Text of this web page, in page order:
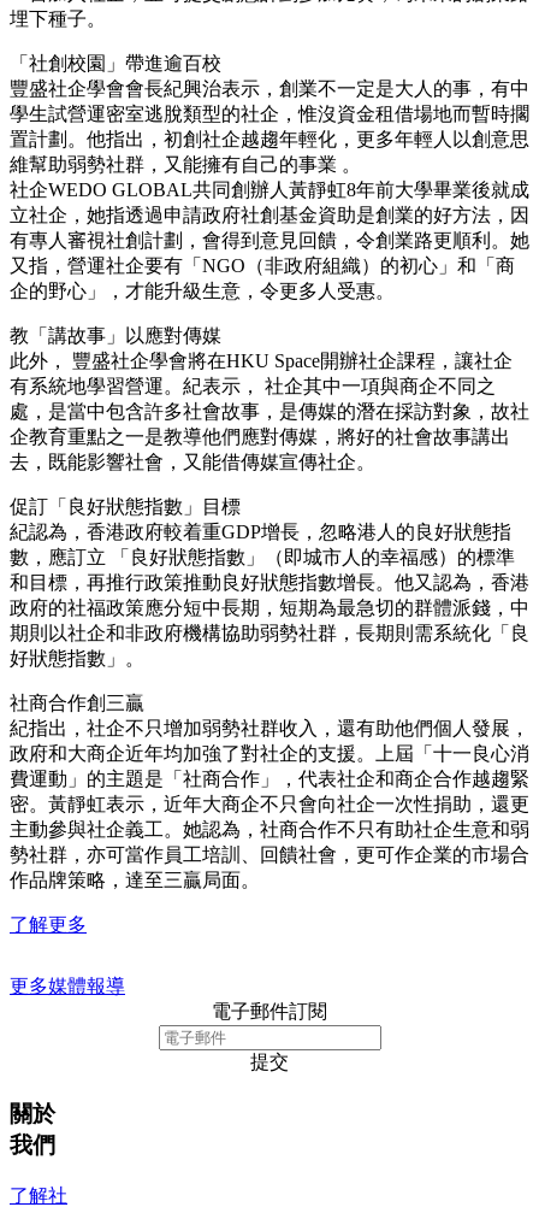
埋下種子。
「社創校園」帶進逾百校
豐盛社企學會會長紀興治表示，創業不一定是大人的事，有中
學生試營運密室逃脫類型的社企，惟沒資金租借場地而暫時擱
置計劃。他指出，初創社企越趨年輕化，更多年輕人以創意思
維幫助弱勢社群，又能擁有自己的事業 。
社企WEDO GLOBAL共同創辦人黃靜虹8年前大學畢業後就成
立社企，她指透過申請政府社創基金資助是創業的好方法，因
有專人審視社創計劃，會得到意見回饋，令創業路更順利。她
又指，營運社企要有「NGO（非政府組織）的初心」和「商
企的野心」，才能升級生意，令更多人受惠。
教「講故事」以應對傳媒
此外， 豐盛社企學會將在HKU Space開辦社企課程，讓社企
有系統地學習營運。紀表示， 社企其中一項與商企不同之
處，是當中包含許多社會故事，是傳媒的潛在採訪對象，故社
企教育重點之一是教導他們應對傳媒，將好的社會故事講出
去，既能影響社會，又能借傳媒宣傳社企。
促訂「良好狀態指數」目標
紀認為，香港政府較着重GDP增長，忽略港人的良好狀態指
數，應訂立 「良好狀態指數」（即城市人的幸福感）的標準
和目標，再推行政策推動良好狀態指數增長。他又認為，香港
政府的社福政策應分短中長期，短期為最急切的群體派錢，中
期則以社企和非政府機構協助弱勢社群，長期則需系統化「良
好狀態指數」。
社商合作創三贏
紀指出，社企不只增加弱勢社群收入，還有助他們個人發展，
政府和大商企近年均加強了對社企的支援。上屆「十一良心消
費運動」的主題是「社商合作」，代表社企和商企合作越趨緊
密。黃靜虹表示，近年大商企不只會向社企一次性捐助，還更
主動參與社企義工。她認為，社商合作不只有助社企生意和弱
勢社群，亦可當作員工培訓、回饋社會，更可作企業的市場合
作品牌策略，達至三贏局面。
了解更多
更多媒體報導
電子郵件訂閱
提交
關於
我們
了解社